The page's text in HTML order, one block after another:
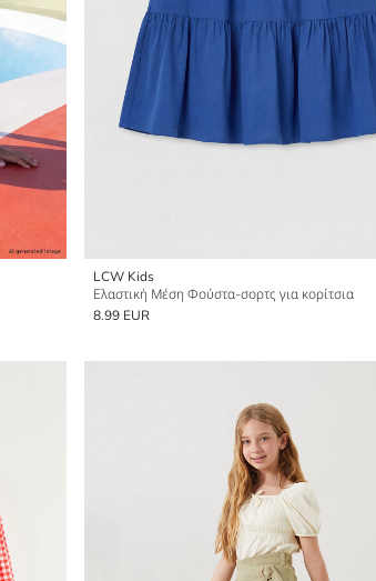
LCW Kids
Ελαστική Μέση Φούστα-σορτς για κορίτσια
8.99 EUR